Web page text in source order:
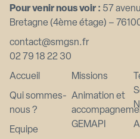
Pour venir nous voir : 57
Bretagne (4ème étage) –
contact@smgsn.fr
02 79 18 22 30
Accueil
Qui sommes-
nous ?
Equipe
Missions
Animation et
GEMAPI